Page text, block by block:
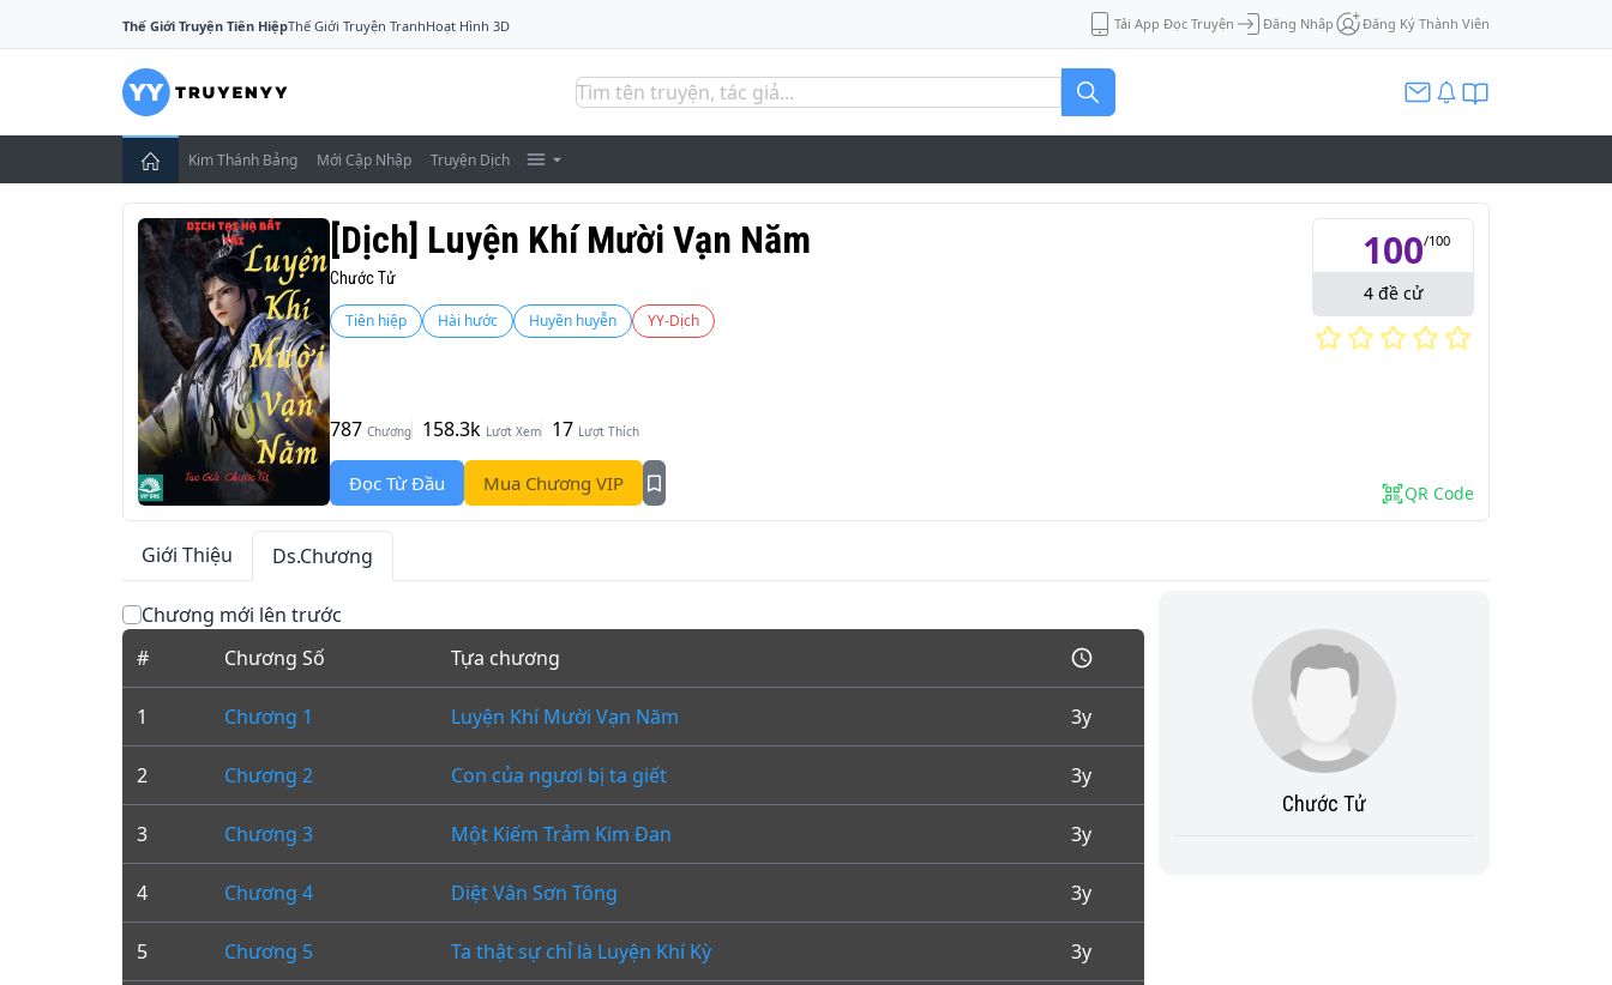
Thế Giới Truyện Tiên HiệpThế Giới Truyện TranhHoạt Hình 3D Tải App Đọc Truyện Đăng Nhập Đăng Ký Thành Viên
Kim Thánh Bảng Mới Cập Nhập Truyện Dịch
[Dịch] Luyện Khí Mười Vạn Năm
Chước Tử
Tiên hiệp Hài hước Huyền huyễn YY-Dịch
787 Chương 158.3k Lượt Xem 17 Lượt Thích
Đọc Từ Đầu Mua Chương VIP
100/100
4 đề cử
QR Code
Giới Thiệu Ds.Chương
Chương mới lên trước
#
Chương Số Tựa chương
1 Chương 1 Luyện Khí Mười Vạn Năm 3y
2 Chương 2 Con của ngươi bị ta giết 3y
3 Chương 3 Một Kiếm Trảm Kim Đan 3y
4 Chương 4 Diệt Vân Sơn Tông 3y
5 Chương 5 Ta thật sự chỉ là Luyện Khí Kỳ 3y
Chước Tử